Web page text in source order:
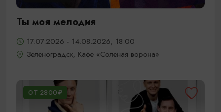
Ты моя мелодия
17.07.2026 - 14.08.2026, 18:00
Зеленоградск, Кафе «Соленая ворона»
ОТ 2800₽